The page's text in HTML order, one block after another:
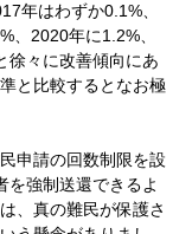
年はわずか0.1%、
、2020年に1.2%、
徐々に改善傾向にあ
と比較するとなお極
申請の回数制限を設
を強制送還できるよ
、真の難民が保護さ